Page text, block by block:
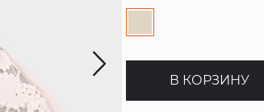
В КОРЗИНУ